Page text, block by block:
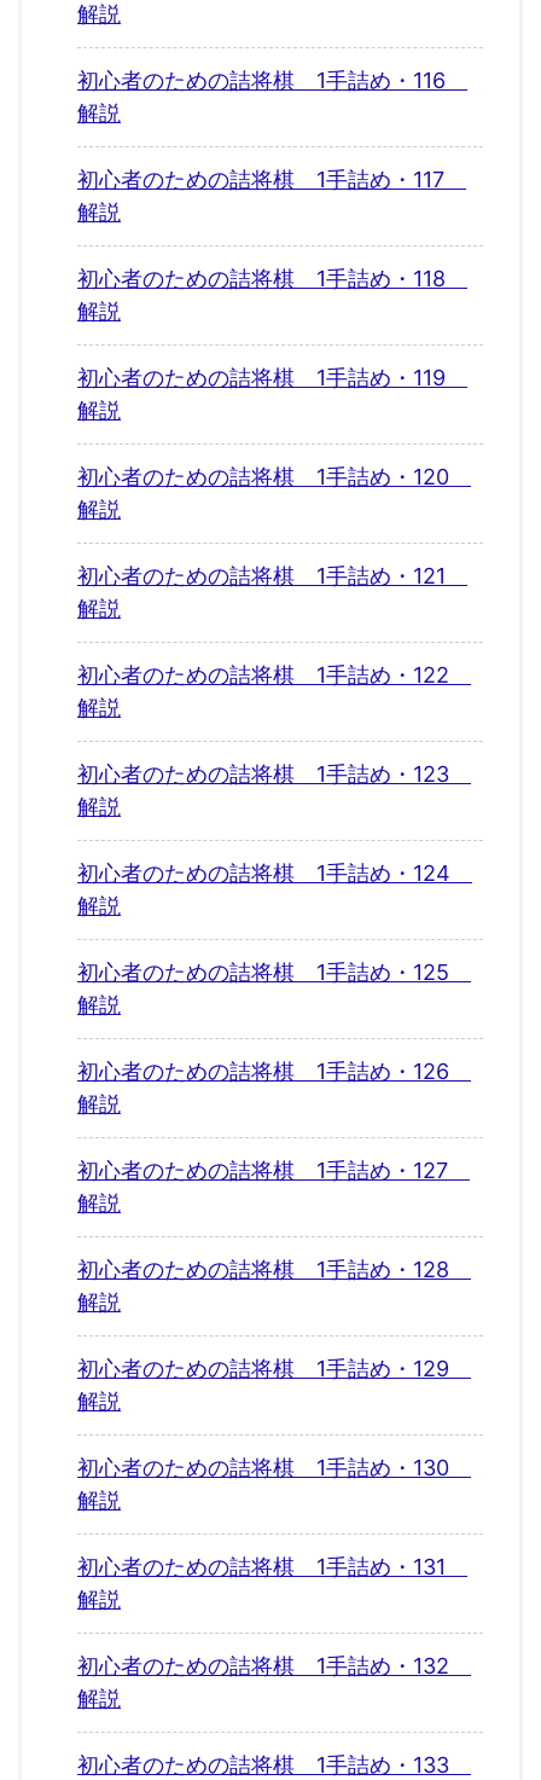
解説
初心者のための詰将棋 1手詰め・116
解説
初心者のための詰将棋 1手詰め・117
解説
初心者のための詰将棋 1手詰め・118
解説
初心者のための詰将棋 1手詰め・119
解説
初心者のための詰将棋 1手詰め・120
解説
初心者のための詰将棋 1手詰め・121
解説
初心者のための詰将棋 1手詰め・122
解説
初心者のための詰将棋 1手詰め・123
解説
初心者のための詰将棋 1手詰め・124
解説
初心者のための詰将棋 1手詰め・125
解説
初心者のための詰将棋 1手詰め・126
解説
初心者のための詰将棋 1手詰め・127
解説
初心者のための詰将棋 1手詰め・128
解説
初心者のための詰将棋 1手詰め・129
解説
初心者のための詰将棋 1手詰め・130
解説
初心者のための詰将棋 1手詰め・131
解説
初心者のための詰将棋 1手詰め・132
解説
初心者のための詰将棋 1手詰め・133